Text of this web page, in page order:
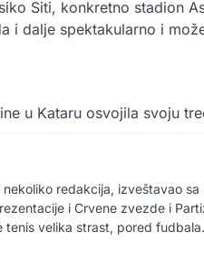
Siti, konkretno stadion
i dalje spektakularno i
u Kataru osvojila svoju
redakcija, izveštavao sa
i Crvene zvezde i
velika strast, pored fudbala.